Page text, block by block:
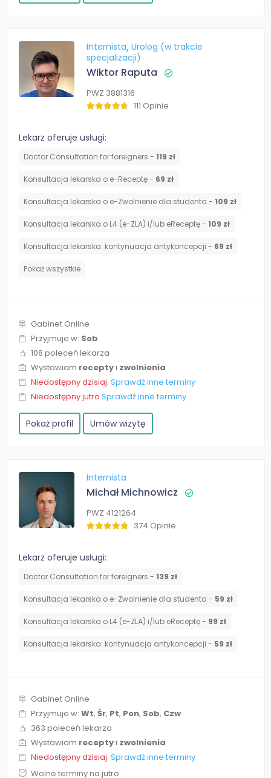
Internista Urolog (w trakcie
specjalizacji)
Wiktor Raputa
PWZ 3881316
111 Opinie
Lekarz oferuje usługi:
Doctor Consultation for foreigners - 119 zł
Konsultacja lekarska o e-Receptę - 69 zł
Konsultacja lekarska o e-Zwolnienie dla studenta - 109 zł
Konsultacja lekarska o L4 (e-ZLA) i/lub eReceptę - 109 zł
⁠Konsultacja lekarska: kontynuacja antykoncepcji - 69 zł
Pokaż wszystkie
Gabinet Online
Przyjmuje w: Sob
108 poleceń lekarza
Wystawiam receptyi zwolnienia
Niedostępny dzisiaj. Sprawdź inne terminy
Niedostępny jutro Sprawdź inne terminy
Pokaż profil Umów wizytę
Internista
Michał Michnowicz
PWZ 4121264
374 Opinie
Lekarz oferuje usługi:
Doctor Consultation for foreigners - 139 zł
Konsultacja lekarska o e-Zwolnienie dla studenta - 59 zł
Konsultacja lekarska o L4 (e-ZLA) i/lub eReceptę - 99 zł
⁠Konsultacja lekarska: kontynuacja antykoncepcji - 59 zł
Gabinet Online
Przyjmuje w: Wt, Śr, Pt, Pon, Sob, Czw
363 poleceń lekarza
Wystawiam receptyi zwolnienia
Niedostępny dzisiaj. Sprawdź inne terminy
Wolne terminy na jutro: